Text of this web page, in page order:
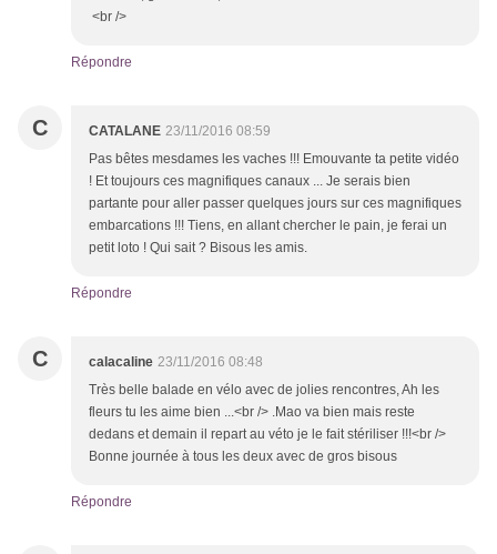
<br />
Répondre
C CATALANE 23/11/2016 08:59
Pas bêtes mesdames les vaches !!! Emouvante ta petite vidéo
! Et toujours ces magnifiques canaux ... Je serais bien
partante pour aller passer quelques jours sur ces magnifiques
embarcations !!! Tiens, en allant chercher le pain, je ferai un
petit loto ! Qui sait ? Bisous les amis.
Répondre
C calacaline 23/11/2016 08:48
Très belle balade en vélo avec de jolies rencontres, Ah les
fleurs tu les aime bien ...<br /> .Mao va bien mais reste
dedans et demain il repart au véto je le fait stériliser !!!<br />
Bonne journée à tous les deux avec de gros bisous
Répondre